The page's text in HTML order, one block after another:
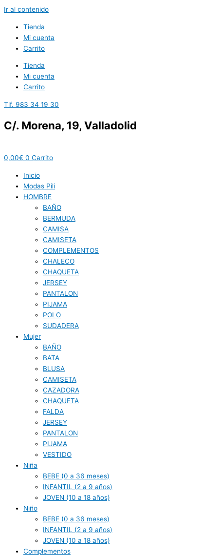
Ir al contenido
Tienda
Mi cuenta
Carrito
Tienda
Mi cuenta
Carrito
Tlf. 983 34 19 30
C/. Morena, 19, Valladolid
0,00€ 0 Carrito
Inicio
Modas Pili
HOMBRE
BAÑO
BERMUDA
CAMISA
CAMISETA
COMPLEMENTOS
CHALECO
CHAQUETA
JERSEY
PANTALON
PIJAMA
POLO
SUDADERA
Mujer
BAÑO
BATA
BLUSA
CAMISETA
CAZADORA
CHAQUETA
FALDA
JERSEY
PANTALON
PIJAMA
VESTIDO
Niña
BEBE (0 a 36 meses)
INFANTIL (2 a 9 años)
JOVEN (10 a 18 años)
Niño
BEBE (0 a 36 meses)
INFANTIL (2 a 9 años)
JOVEN (10 a 18 años)
Complementos